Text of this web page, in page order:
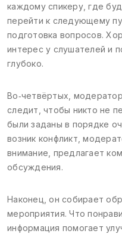
каждому спикеру, где
перейти к следующему
подготовка вопросов.
интерес у слушателей и
глубоко.
Во‑четвёртых,
следит, чтобы никто не
были заданы в порядке
возник конфликт,
внимание, предлагает
обсуждения.
Наконец, он собирает
мероприятия. Что
информация помогает